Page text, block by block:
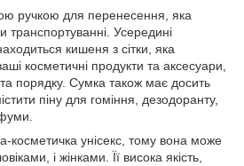
ручкою для перенесення, яка
транспортуванні. Усередині
кишеня з сітки, яка
косметичні продукти та аксесуари,
та порядку. Сумка також має досить
піну для гоміння, дезодоранту,
косметичка унісекс, тому вона може
і жінками. Її висока якість,